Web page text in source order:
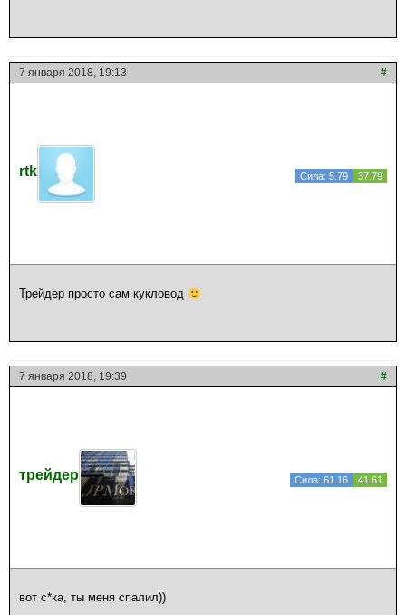
7 января 2018, 19:13 #
rtk Сила: 5.79 37.79
Трейдер просто сам кукловод
7 января 2018, 19:39 #
трейдер Сила: 61.16 41.61
вот с*ка, ты меня спалил))